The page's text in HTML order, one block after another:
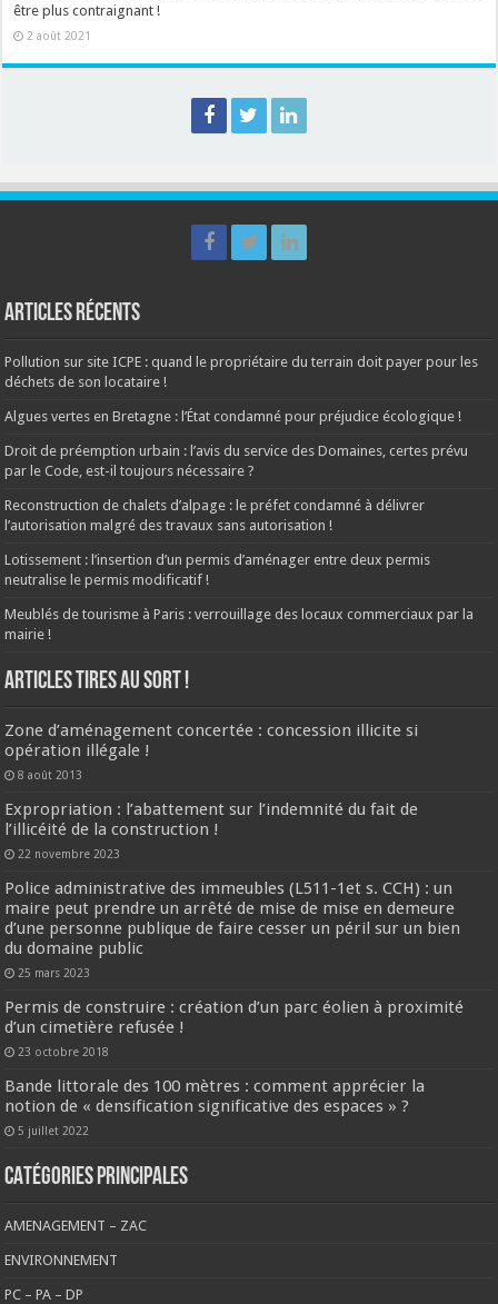
être plus contraignant !
2 août 2021
Articles récents
Pollution sur site ICPE : quand le propriétaire du terrain doit payer pour les
déchets de son locataire !
Algues vertes en Bretagne : l’État condamné pour préjudice écologique !
Droit de préemption urbain : l’avis du service des Domaines, certes prévu
par le Code, est-il toujours nécessaire ?
Reconstruction de chalets d’alpage : le préfet condamné à délivrer
l’autorisation malgré des travaux sans autorisation !
Lotissement : l’insertion d’un permis d’aménager entre deux permis
neutralise le permis modificatif !
Meublés de tourisme à Paris : verrouillage des locaux commerciaux par la
mairie !
ARTICLES TIRES AU SORT !
Zone d’aménagement concertée : concession illicite si
opération illégale !
8 août 2013
Expropriation : l’abattement sur l’indemnité du fait de
l’illicéité de la construction !
22 novembre 2023
Police administrative des immeubles (L511-1et s. CCH) : un
maire peut prendre un arrêté de mise de mise en demeure
d’une personne publique de faire cesser un péril sur un bien
du domaine public
25 mars 2023
Permis de construire : création d’un parc éolien à proximité
d’un cimetière refusée !
23 octobre 2018
Bande littorale des 100 mètres : comment apprécier la
notion de « densification significative des espaces » ?
5 juillet 2022
CATÉGORIES PRINCIPALES
AMENAGEMENT – ZAC
ENVIRONNEMENT
PC – PA – DP